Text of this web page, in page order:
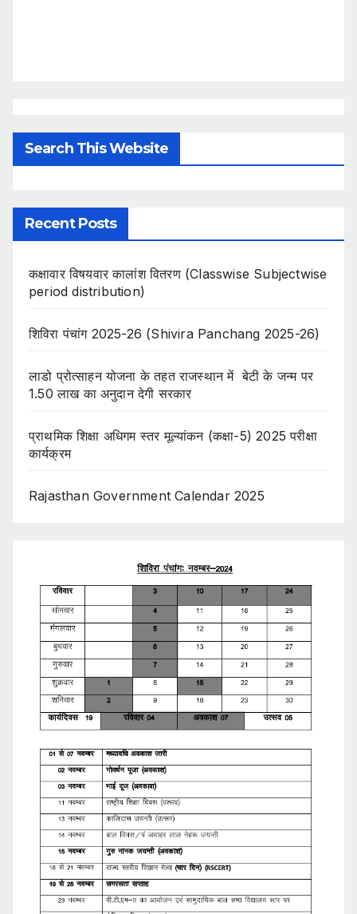
Search This Website
Recent Posts
कक्षावार विषयवार कालांश वितरण (Classwise Subjectwise
period distribution)
शिविरा पंचांग 2025-26 (Shivira Panchang 2025-26)
लाडो प्रोत्साहन योजना के तहत राजस्थान में बेटी के जन्म पर
1.50 लाख का अनुदान देगी सरकार
प्राथमिक शिक्षा अधिगम स्तर मूल्यांकन (कक्षा-5) 2025 परीक्षा
कार्यक्रम
Rajasthan Government Calendar 2025